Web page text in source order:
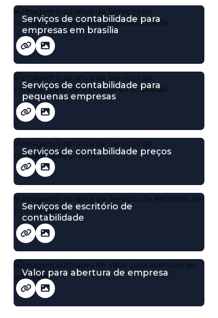
Serviços de contabilidade para
empresas em brasília
Serviços de contabilidade para
pequenas empresas
Serviços de contabilidade preços
Serviços de escritório de
contabilidade
Valor para abertura de empresa